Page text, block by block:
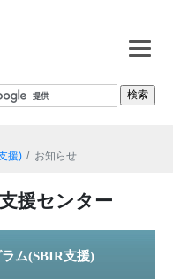
援)
お知らせ
援センター
ム(SBIR支援)